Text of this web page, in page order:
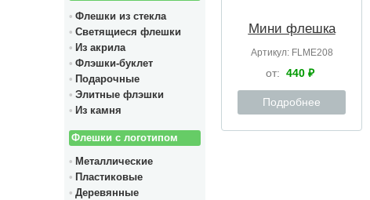
Флешки из стекла
Светящиеся флешки
Из акрила
Флэшки-буклет
Подарочные
Элитные флэшки
Из камня
Флешки с логотипом
Металлические
Пластиковые
Деревянные
Мини флешка
Артикул: FLME208
от: 440 ₽
Подробнее